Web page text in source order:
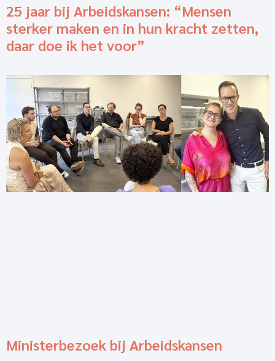
25 jaar bij Arbeidskansen: “Mensen
sterker maken en in hun kracht zetten,
daar doe ik het voor”
Ministerbezoek bij Arbeidskansen